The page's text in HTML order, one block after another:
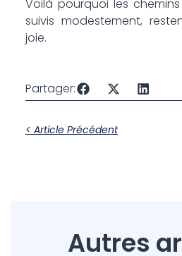
Voilà pourquoi les
suivis modestement,
joie.
Partager:
< Article Précédent
Autres